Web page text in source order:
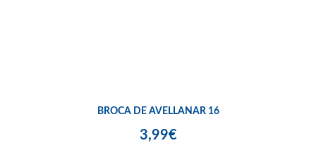
BROCA DE AVELLANAR 16
3,99€